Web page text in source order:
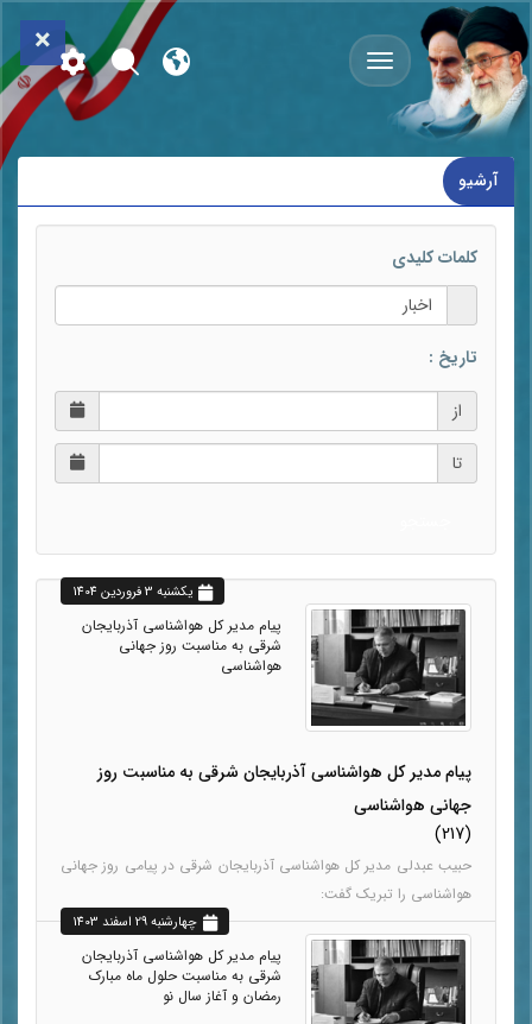
×
آرشیو
کلمات کلیدی
تاریخ :
از
تا
پیام مدیر کل هواشناسی آذربایجان
شرقی به مناسبت روز جهانی
هواشناسی
پیام مدیر کل هواشناسی آذربایجان شرقی به مناسبت روز
جهانی هواشناسی
(217)
حبیب عبدلی مدیر کل هواشناسی آذربایجان شرقی در پیامی روز جهانی
هواشناسی را تبریک گفت:
يکشنبه 3 فروردين 1404
پیام مدیر کل هواشناسی آذربایجان
شرقی به مناسبت حلول ماه مبارک
رمضان و آغاز سال نو
چهارشنبه 29 اسفند 1403